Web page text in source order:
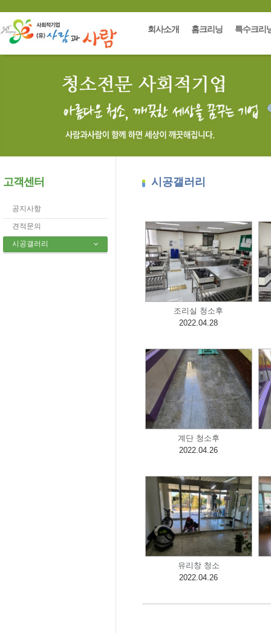
회사소개 홈크리닝 특수크리
고객센터
공지사항
견적문의
시공갤러리
시공갤러리
조리실 청소후
2022.04.28
계단 청소후
2022.04.26
유리창 청소
2022.04.26